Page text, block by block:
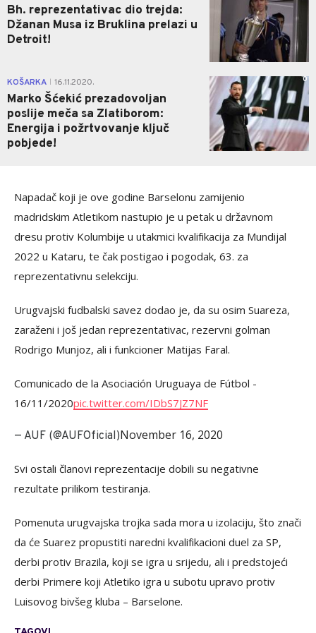
Bh. reprezentativac dio trejda:
Džanan Musa iz Bruklina prelazi u
Detroit!
KOŠARKA 16.11.2020.
Marko Šćekić prezadovoljan
poslije meča sa Zlatiborom:
Energija i požrtvovanje ključ
pobjede!
0
Napadač koji je ove godine Barselonu zamijenio
madridskim Atletikom nastupio je u petak u državnom
dresu protiv Kolumbije u utakmici kvalifikacija za Mundijal
2022 u Kataru, te čak postigao i pogodak, 63. za
reprezentativnu selekciju.
Urugvajski fudbalski savez dodao je, da su osim Suareza,
zaraženi i još jedan reprezentativac, rezervni golman
Rodrigo Munjoz, ali i funkcioner Matijas Faral.
Comunicado de la Asociación Uruguaya de Fútbol -
16/11/2020pic.twitter.com/IDbS7JZ7NF
— AUF (@AUFOficial)November 16, 2020
Svi ostali članovi reprezentacije dobili su negativne
rezultate prilikom testiranja.
Pomenuta urugvajska trojka sada mora u izolaciju, što znači
da će Suarez propustiti naredni kvalifikacioni duel za SP,
derbi protiv Brazila, koji se igra u srijedu, ali i predstojeći
derbi Primere koji Atletiko igra u subotu upravo protiv
Luisovog bivšeg kluba – Barselone.